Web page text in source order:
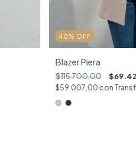
40% OFF
Blazer Piera
$115.700,00
$59.007,00 con